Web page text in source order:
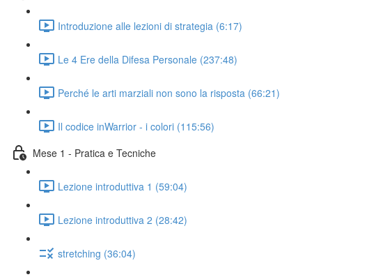
Introduzione alle lezioni di strategia (6:17)
Le 4 Ere della Difesa Personale (237:48)
Perché le arti marziali non sono la risposta (66:21)
Il codice inWarrior - i colori (115:56)
Mese 1 - Pratica e Tecniche
Lezione introduttiva 1 (59:04)
Lezione introduttiva 2 (28:42)
stretching (36:04)